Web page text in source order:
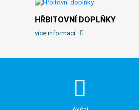
HŘBITOVNÍ DOPLŇKY
více informací